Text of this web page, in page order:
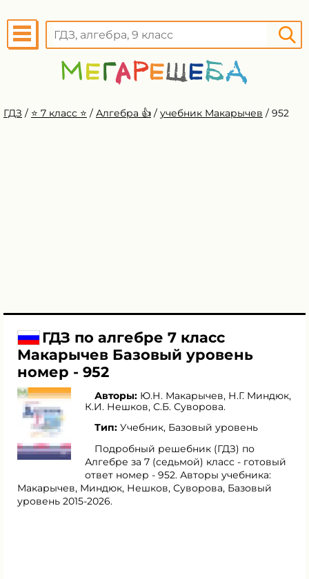
ГДЗ / ⭐️ 7 класс ⭐️ / Алгебра 👍 / учебник Макарычев / 952
ГДЗ по алгебре 7 класс
Макарычев Базовый уровень
номер - 952
Авторы: Ю.Н. Макарычев, Н.Г. Миндюк,
К.И. Нешков, С.Б. Суворова.
Тип: Учебник, Базовый уровень
Подробный решебник (ГДЗ) по
Алгебре за 7 (седьмой) класс - готовый
ответ номер - 952. Авторы учебника:
Макарычев, Миндюк, Нешков, Суворова, Базовый
уровень 2015-2026.